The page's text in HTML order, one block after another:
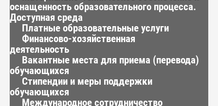
оснащенность образовательного процесса.
Доступная среда
Платные образовательные услуги
Финансово-хозяйственная
деятельность
Вакантные места для приема (перевода)
обучающихся
Стипендии и меры поддержки
обучающихся
Международное сотрудничество